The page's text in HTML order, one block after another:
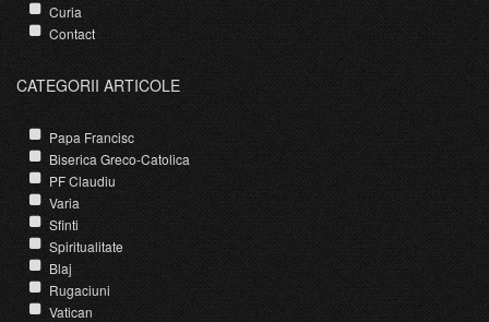
Curia
Contact
CATEGORII ARTICOLE
Papa Francisc
Biserica Greco-Catolica
PF Claudiu
Varia
Sfinti
Spiritualitate
Blaj
Rugaciuni
Vatican